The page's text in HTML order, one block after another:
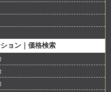
ョン｜価格検索